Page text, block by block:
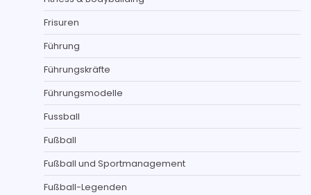
Frisuren
Führung
Führungskräfte
Führungsmodelle
Fussball
Fußball
Fußball und Sportmanagement
Fußball-Legenden